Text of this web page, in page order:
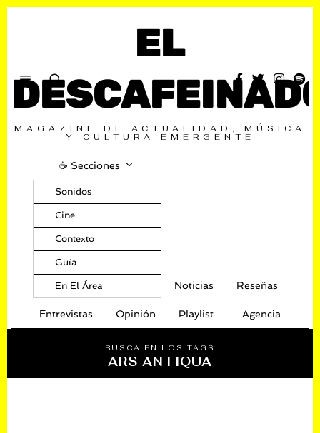
EL
MAGAZINE DE ACTUALIDAD, MÚSICA
Y CULTURA EMERGENTE
☕️ Secciones
Sonidos
Cine
Contexto
Guía
En El Área Noticias Reseñas
Entrevistas Opinión Playlist Agencia
BUSCA EN LOS TAGS
ARS ANTIQUA